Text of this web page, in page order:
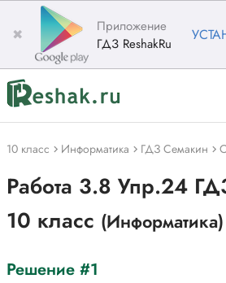
✖
Приложение
ГДЗ ReshakRu
10 класс Информатика ГДЗ Семакин
Работа 3.8 Упр.24
10 класс (Информатика)
Решение #1